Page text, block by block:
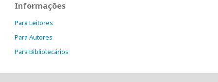
Informações
Para Leitores
Para Autores
Para Bibliotecários